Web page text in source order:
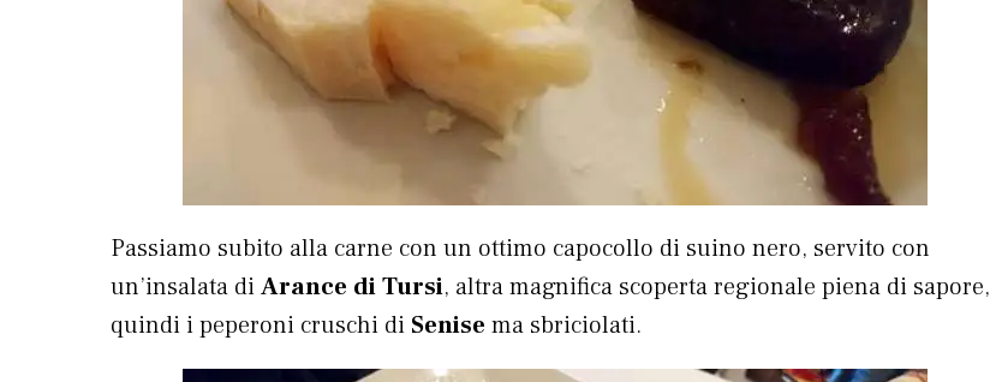
Passiamo subito alla carne con un ottimo capocollo di suino nero, servito con
un’insalata diArance di Tursi, altra magnifica scoperta regionale piena di sapore,
quindi i peperoni cruschi di Senise ma sbriciolati.